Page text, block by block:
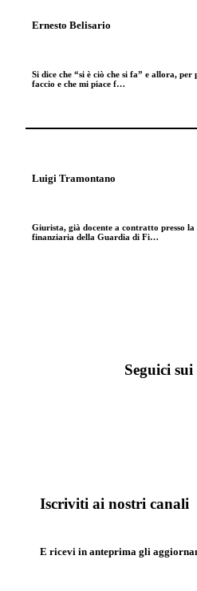
Ernesto Belisario
Si dice che “si è ciò che si fa” e allora,
faccio e che mi piace f…
Luigi Tramontano
Giurista, già docente a contratto presso
finanziaria della Guardia di Fi…
Seguici sui
Iscriviti ai nostri canali
E ricevi in anteprima gli